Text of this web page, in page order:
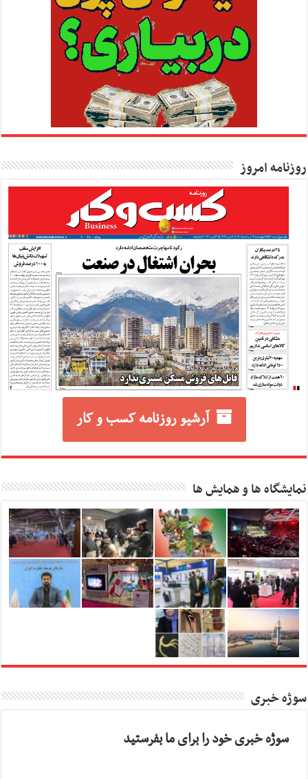
روزنامه امروز
آرشیو روزنامه کسب و کار
نمایشگاه ها و همایش ها
سوژه خبری
سوژه خبری خود را برای ما بفرستید